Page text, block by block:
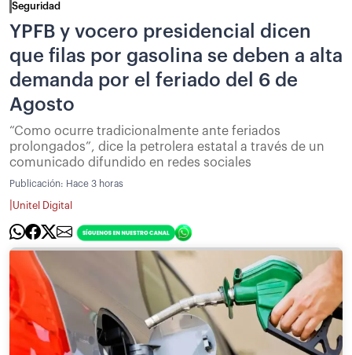
Seguridad
YPFB y vocero presidencial dicen
que filas por gasolina se deben a alta
demanda por el feriado del 6 de
Agosto
“Como ocurre tradicionalmente ante feriados
prolongados”, dice la petrolera estatal a través de un
comunicado difundido en redes sociales
Publicación: Hace 3 horas
Unitel Digital